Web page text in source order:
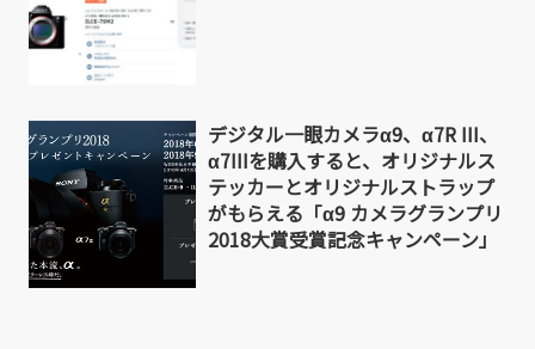
デジタル一眼カメラα9、α7R III、
α7IIIを購入すると、オリジナルス
テッカーとオリジナルストラップ
がもらえる「α9 カメラグランプリ
2018大賞受賞記念キャンペーン」